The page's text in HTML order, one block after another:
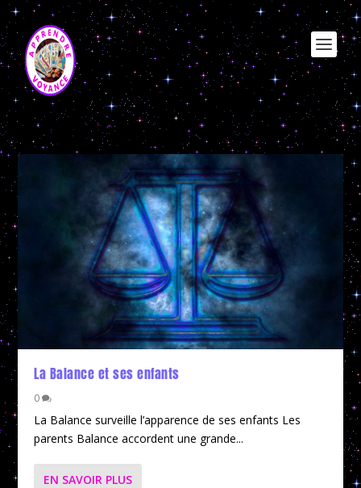
Catégorie : Balance
La Balance et ses enfants
0
La Balance surveille l’apparence de ses enfants Les
parents Balance accordent une grande...
EN SAVOIR PLUS